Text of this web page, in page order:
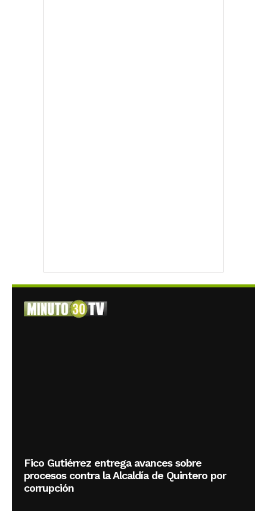
Fico Gutiérrez entrega avances sobre
procesos contra la Alcaldía de Quintero por
corrupción